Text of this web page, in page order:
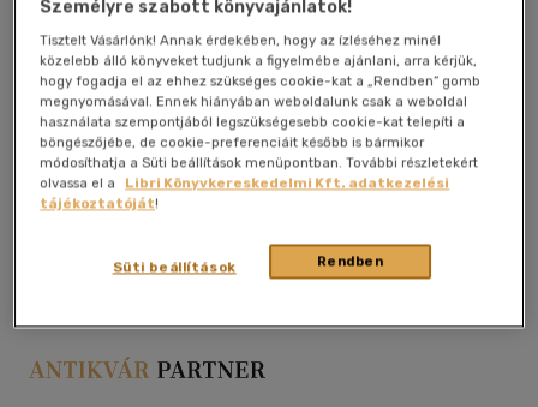
Kívánságlistához adom
Személyre szabott könyvajánlatok!
Tisztelt Vásárlónk! Annak érdekében, hogy az ízléséhez minél
közelebb álló könyveket tudjunk a figyelmébe ajánlani, arra kérjük,
hogy fogadja el az ehhez szükséges cookie-kat a „Rendben” gomb
megnyomásával. Ennek hiányában weboldalunk csak a weboldal
használata szempontjából legszükségesebb cookie-kat telepíti a
böngészőjébe, de cookie-preferenciáit később is bármikor
módosíthatja a Süti beállítások menüpontban. További részletekért
olvassa el a
Libri Könyvkereskedelmi Kft. adatkezelési
tájékoztatóját!
Rendben
Süti beállítások